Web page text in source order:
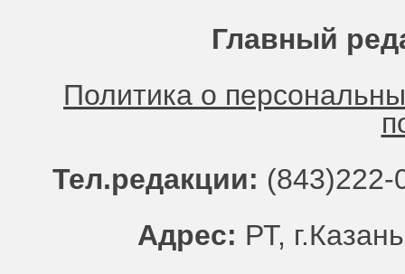
Главный
Политика о
Тел.редакции:
Адрес: РТ,